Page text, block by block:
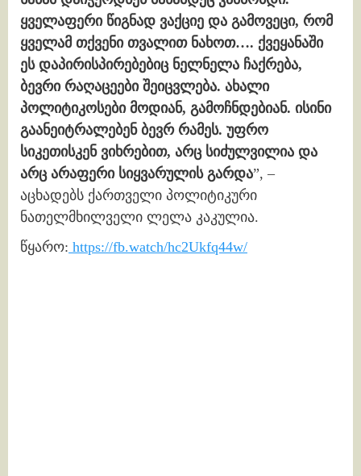
ყველაფერი წიგნად ვაქციე და გამოვეცი, რომ
ყველამ თქვენი თვალით ნახოთ…. ქვეყანაში
ეს დაპირისპირებებიც ნელნელა ჩაქრება,
ბევრი რაღაცეები შეიცვლება. ახალი
პოლიტიკოსები მოდიან, გამოჩნდებიან. ისინი
გაანეიტრალებენ ბევრ რამეს. უფრო
სიკეთისკენ ვიხრებით, არც სიძულვილია და
არც არაფერი სიყვარულის გარდა”, –
აცხადებს ქართველი პოლიტიკური
ნათელმხილველი ლელა კაკულია.
წყარო: https://fb.watch/hc2Ukfq44w/